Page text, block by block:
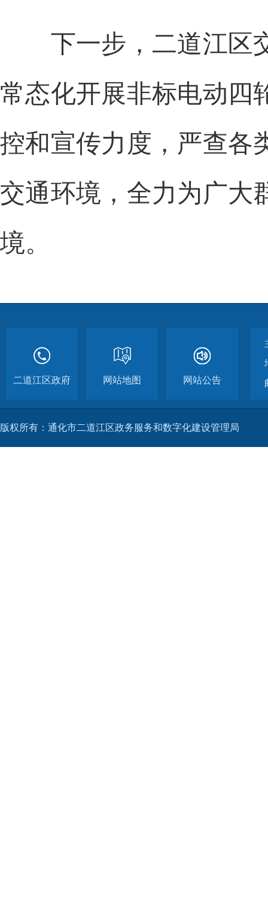
下一步，二道江区交
常态化开展非标电动四
控和宣传力度，严查各
交通环境，全力为广大
境。
二道江区政府 网站地图 网站公告
版权所有：通化市二道江区政务服务和数字化建设管理局